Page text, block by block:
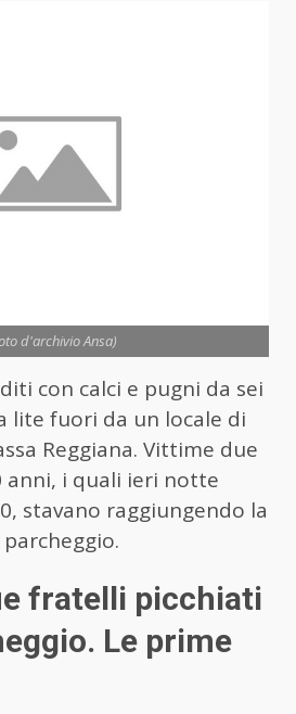
d'archivio Ansa)
con calci e pugni da sei
lite fuori da un locale di
Reggiana. Vittime due
anni, i quali ieri notte
stavano raggiungendo la
fratelli picchiati
Le prime